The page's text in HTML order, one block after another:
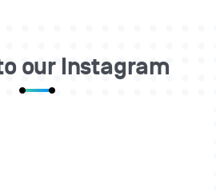
our Instagram